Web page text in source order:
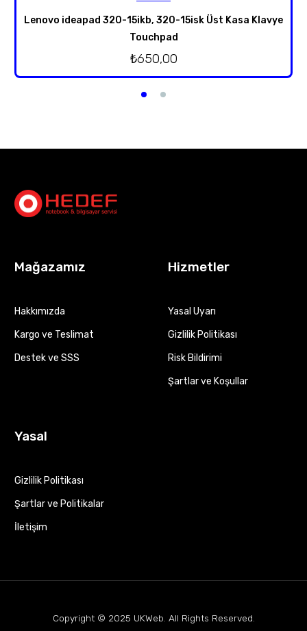
Lenovo ideapad 320-15ikb, 320-15isk Üst Kasa Klavye
Touchpad
₺650,00
Mağazamız
Hakkımızda
Kargo ve Teslimat
Destek ve SSS
Hizmetler
Yasal Uyarı
Gizlilik Politikası
Risk Bildirimi
Şartlar ve Koşullar
Yasal
Gizlilik Politikası
Şartlar ve Politikalar
İletişim
Copyright © 2025 UKWeb . All Rights Reserved.